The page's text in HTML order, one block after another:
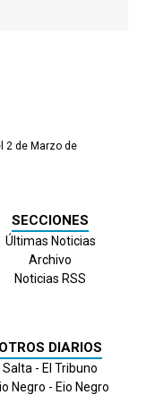
2 de Marzo de
SECCIONES
Últimas Noticias
Archivo
Noticias RSS
OTROS DIARIOS
Salta - El Tribuno
Negro - Eio Negro